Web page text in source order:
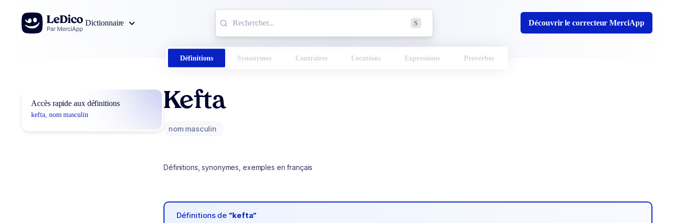
Aller au contenu
Dictionnaire
S Découvrir le correcteur MerciApp
Définitions Synonymes Contraires Locutions Expressions Proverbes
Accès rapide aux définitions
kefta, nom masculin
Kefta
nom masculin
Définitions, synonymes, exemples en français
Définitions de “kefta“